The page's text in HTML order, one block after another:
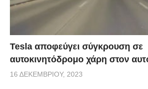
Tesla αποφεύγει σύγκρουση σε
αυτοκινητόδρομο χάρη στον
16 ΔΕΚΕΜΒΡΊΟΥ, 2023